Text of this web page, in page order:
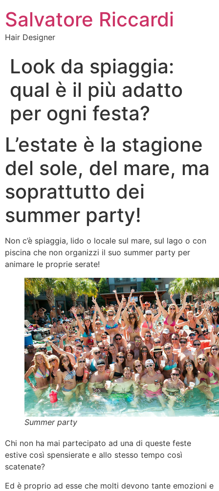
Salvatore Riccardi
Hair Designer
Look da spiaggia:
qual è il più adatto
per ogni festa?
L’estate è la stagione
del sole, del mare, ma
soprattutto dei
summer party!
Non c’è spiaggia, lido o locale sul mare, sul lago o con
piscina che non organizzi il suo summer party per
animare le proprie serate!
Summer party
Chi non ha mai partecipato ad una di queste feste
estive così spensierate e allo stesso tempo così
scatenate?
Ed è proprio ad esse che molti devono tante emozioni e